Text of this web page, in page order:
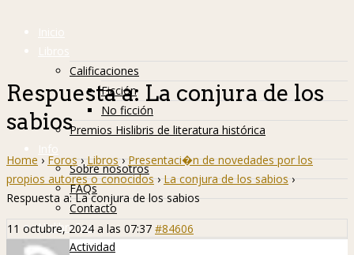
Inicio
Libros
Calificaciones
Ficción
No ficción
Premios Hislibris de literatura histórica
Info
Sobre nosotros
FAQs
Contacto
Hislibreños
Actividad
Respuesta a: La conjura de los
sabios
Home › Foros › Libros › Presentaci�n de novedades por los
propios autores o conocidos › La conjura de los sabios ›
Respuesta a: La conjura de los sabios
11 octubre, 2024 a las 07:37 #84606